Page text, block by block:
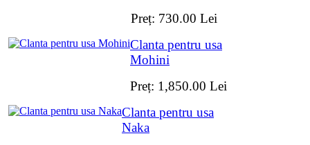
Preț: 730.00 Lei
Clanta pentru usa
Mohini
Preț: 1,850.00 Lei
Clanta pentru usa
Naka